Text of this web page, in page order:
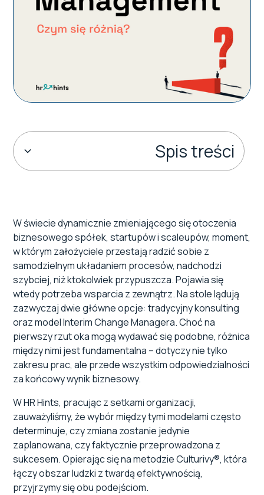
W świecie dynamicznie zmieniającego się otoczenia
biznesowego spółek, startupów i scaleupów, moment,
w którym założyciele przestają radzić sobie z
samodzielnym układaniem procesów, nadchodzi
szybciej, niż ktokolwiek przypuszcza. Pojawia się
wtedy potrzeba wsparcia z zewnątrz. Na stole lądują
zazwyczaj dwie główne opcje: tradycyjny konsulting
oraz model Interim Change Managera. Choć na
pierwszy rzut oka mogą wydawać się podobne, różnica
między nimi jest fundamentalna – dotyczy nie tylko
zakresu prac, ale przede wszystkim odpowiedzialności
za końcowy wynik biznesowy.
W HR Hints, pracując z setkami organizacji,
zauważyliśmy, że wybór między tymi modelami często
determinuje, czy zmiana zostanie jedynie
zaplanowana, czy faktycznie przeprowadzona z
sukcesem. Opierając się na metodzie Culturivy®, która
łączy obszar ludzki z twardą efektywnością,
przyjrzymy się obu podejściom.
Spis treści
Interim Change Manager – więcej niż doradztwo
strategiczne
1. Odpowiedzialność za wdrożenie, nie tylko plan
2. Poziom decyzyjny i operacyjny
3. Transfer kompetencji do wewnątrz
Kiedy wybrać doradztwo, a kiedy Interima?
Metoda Culturivy® a podejście projektowe
Wybierz model, który realnie wspiera biznes